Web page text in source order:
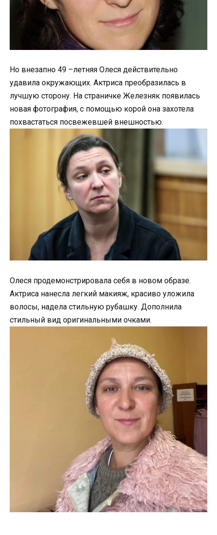
Но внезапно 49 –летняя Олеся действительно
удавила окружающих. Актриса преобразилась в
лучшую сторону. На страничке Железняк появилась
новая фотография, с помощью корой она захотела
похвастаться посвежевшей внешностью.
Олеся продемонстрировала себя в новом образе.
Актриса нанесла легкий макияж, красиво уложила
волосы, надела стильную рубашку. Дополнила
стильный вид оригинальными очками.